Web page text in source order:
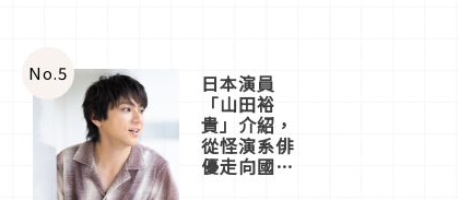
No.5 日本演員
「山田裕
貴」介紹，
從怪演系俳
優走向國民